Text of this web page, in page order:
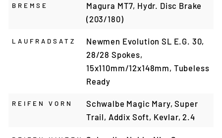
BREMSE
Magura MT7, Hydr. Disc Brake
(203/180)
LAUFRADSATZ
Newmen Evolution SL E.G. 30,
28/28 Spokes,
15x110mm/12x148mm, Tubeless
Ready
REIFEN VORN
Schwalbe Magic Mary, Super
Trail, Addix Soft, Kevlar, 2.4